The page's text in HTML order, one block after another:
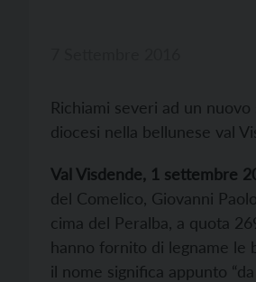
Richiami severi ad un
diocesi nella bellunese val
Val Visdende, 1 settembre
del Comelico, Giovanni
cima del Peralba, a quota
hanno fornito di legname le
il nome significa appunto